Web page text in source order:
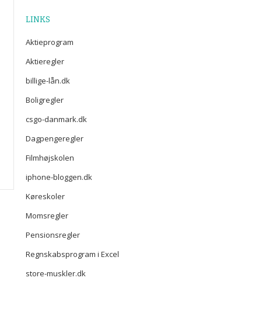
LINKS
Aktieprogram
Aktieregler
billige-lån.dk
Boligregler
csgo-danmark.dk
Dagpengeregler
Filmhøjskolen
iphone-bloggen.dk
Køreskoler
Momsregler
Pensionsregler
Regnskabsprogram i Excel
store-muskler.dk